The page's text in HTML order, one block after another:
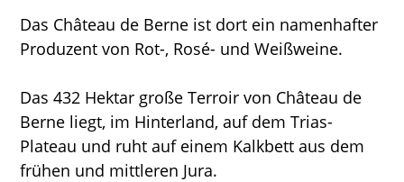
Das Château de Berne ist dort ein namenhafter
Produzent von Rot-, Rosé- und Weißweine.
Das 432 Hektar große Terroir von Château de
Berne liegt, im Hinterland, auf dem Trias-
Plateau und ruht auf einem Kalkbett aus dem
frühen und mittleren Jura.